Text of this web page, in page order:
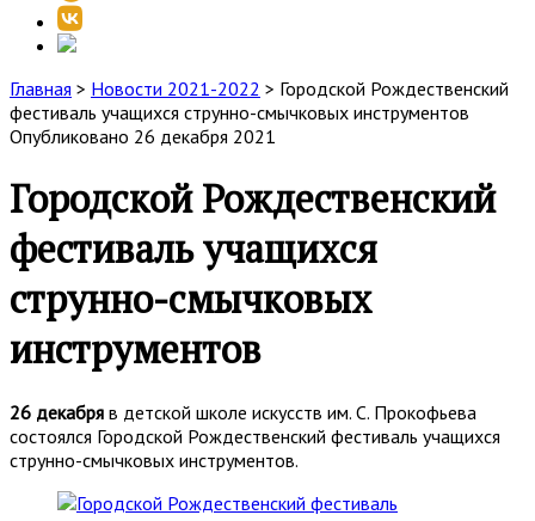
vk
social_icon_custom_1
Главная > Новости 2021-2022 > Городской Рождественский
фестиваль учащихся струнно-смычковых инструментов
Опубликовано 26 декабря 2021
Городской Рождественский
фестиваль учащихся
струнно-смычковых
инструментов
26 декабря в детской школе искусств им. С. Прокофьева
состоялся Городской Рождественский фестиваль учащихся
струнно-смычковых инструментов.